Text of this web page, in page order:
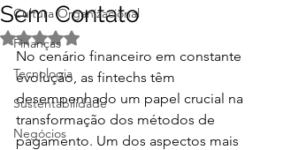
Cultura Organizacional
Finanças
Tecnologia
Sustentabilidade
Negócios
Sem Contato
Avaliado com NaN de 5 estrelas.
No cenário financeiro em constante
evolução, as fintechs têm
desempenhado um papel crucial na
transformação dos métodos de
pagamento. Um dos aspectos mais